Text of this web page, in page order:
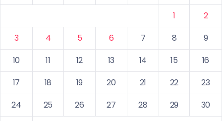
1
2
3
4 5 6 7 8
9
10
11 12 13 14 15
16
17
18 19 20 21 22
23
24
25 26 27 28 29
30